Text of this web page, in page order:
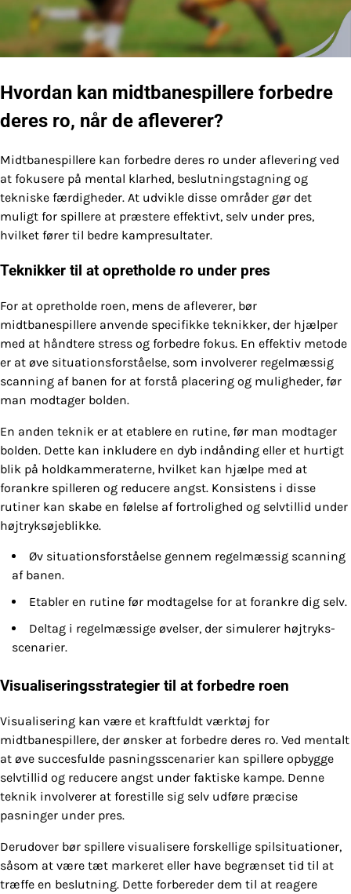
Hvordan kan midtbanespillere forbedre
deres ro, når de afleverer?
Midtbanespillere kan forbedre deres ro under aflevering ved
at fokusere på mental klarhed, beslutningstagning og
tekniske færdigheder. At udvikle disse områder gør det
muligt for spillere at præstere effektivt, selv under pres,
hvilket fører til bedre kampresultater.
Teknikker til at opretholde ro under pres
For at opretholde roen, mens de afleverer, bør
midtbanespillere anvende specifikke teknikker, der hjælper
med at håndtere stress og forbedre fokus. En effektiv metode
er at øve situationsforståelse, som involverer regelmæssig
scanning af banen for at forstå placering og muligheder, før
man modtager bolden.
En anden teknik er at etablere en rutine, før man modtager
bolden. Dette kan inkludere en dyb indånding eller et hurtigt
blik på holdkammeraterne, hvilket kan hjælpe med at
forankre spilleren og reducere angst. Konsistens i disse
rutiner kan skabe en følelse af fortrolighed og selvtillid under
højtryksøjeblikke.
Øv situationsforståelse gennem regelmæssig scanning
af banen.
Etabler en rutine før modtagelse for at forankre dig selv.
Deltag i regelmæssige øvelser, der simulerer højtryks-
scenarier.
Visualiseringsstrategier til at forbedre roen
Visualisering kan være et kraftfuldt værktøj for
midtbanespillere, der ønsker at forbedre deres ro. Ved mentalt
at øve succesfulde pasningsscenarier kan spillere opbygge
selvtillid og reducere angst under faktiske kampe. Denne
teknik involverer at forestille sig selv udføre præcise
pasninger under pres.
Derudover bør spillere visualisere forskellige spilsituationer,
såsom at være tæt markeret eller have begrænset tid til at
træffe en beslutning. Dette forbereder dem til at reagere